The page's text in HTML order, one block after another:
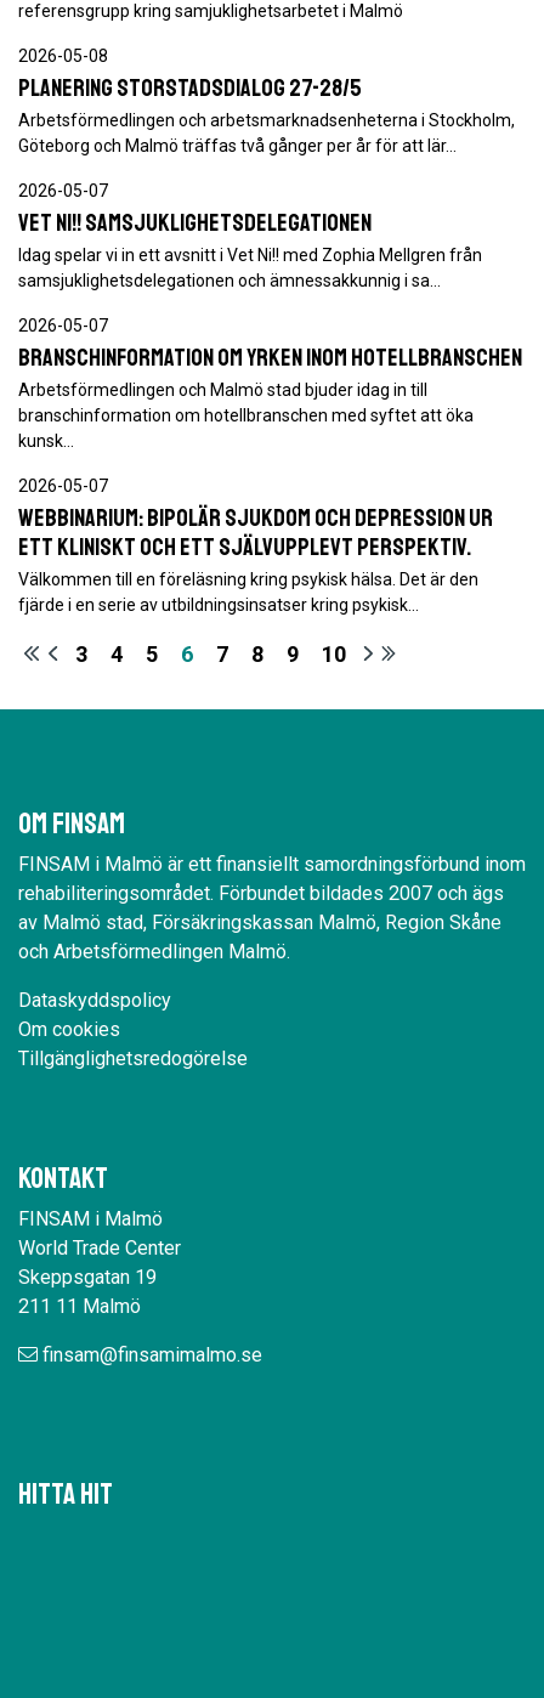
referensgrupp kring samjuklighetsarbetet i Malmö
2026-05-08
Planering storstadsdialog 27-28/5
Arbetsförmedlingen och arbetsmarknadsenheterna i Stockholm,
Göteborg och Malmö träffas två gånger per år för att lär…
2026-05-07
Vet Ni!! Samsjuklighetsdelegationen
Idag spelar vi in ett avsnitt i Vet Ni!! med Zophia Mellgren från
samsjuklighetsdelegationen och ämnessakkunnig i sa…
2026-05-07
Branschinformation om yrken inom hotellbranschen
Arbetsförmedlingen och Malmö stad bjuder idag in till
branschinformation om hotellbranschen med syftet att öka
kunsk…
2026-05-07
Webbinarium: Bipolär sjukdom och depression ur
ett kliniskt och ett självupplevt perspektiv.
Välkommen till en föreläsning kring psykisk hälsa. Det är den
fjärde i en serie av utbildningsinsatser kring psykisk…
3 4 5 6 7 8 9 10
Om Finsam
FINSAM i Malmö är ett finansiellt samordningsförbund inom
rehabiliteringsområdet. Förbundet bildades 2007 och ägs
av Malmö stad, Försäkringskassan Malmö, Region Skåne
och Arbetsförmedlingen Malmö.
Dataskyddspolicy
Om cookies
Tillgänglighetsredogörelse
Kontakt
FINSAM i Malmö
World Trade Center
Skeppsgatan 19
211 11 Malmö
finsam@finsamimalmo.se
Hitta hit